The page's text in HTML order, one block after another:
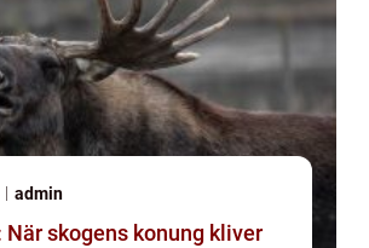
admin
skogens konung kliver